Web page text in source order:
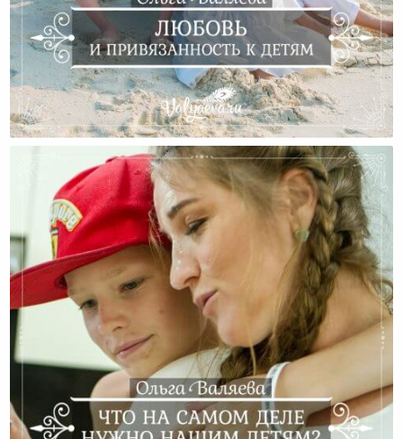
Любовь И Привязанность К Детям